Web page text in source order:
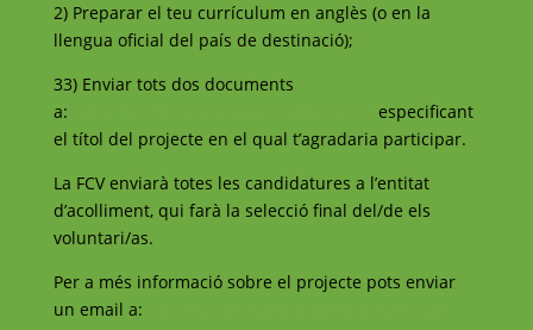
2) Preparar el teu currículum en anglès (o en la
llengua oficial del país de destinació);
33) Enviar tots dos documents
a:
especificant
el títol del projecte en el qual t’agradaria participar.
La FCV enviarà totes les candidatures a l’entitat
d’acolliment, qui farà la selecció final del/de els
voluntari/as.
Per a més informació sobre el projecte pots enviar
un email a: